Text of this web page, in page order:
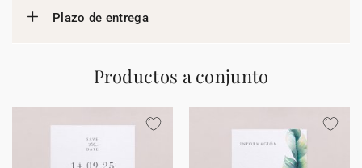
Plazo de entrega
Productos a conjunto